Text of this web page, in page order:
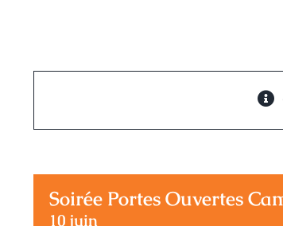
Soirée Portes Ouvertes
10 juin